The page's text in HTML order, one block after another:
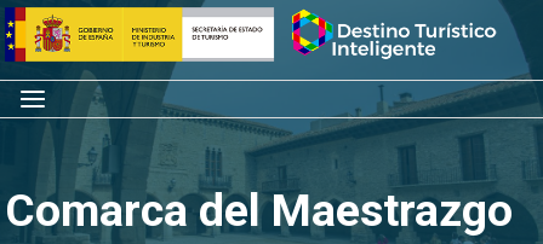
Saltar
al
contenido
Inicio
Menú
Comarca del Maestrazgo